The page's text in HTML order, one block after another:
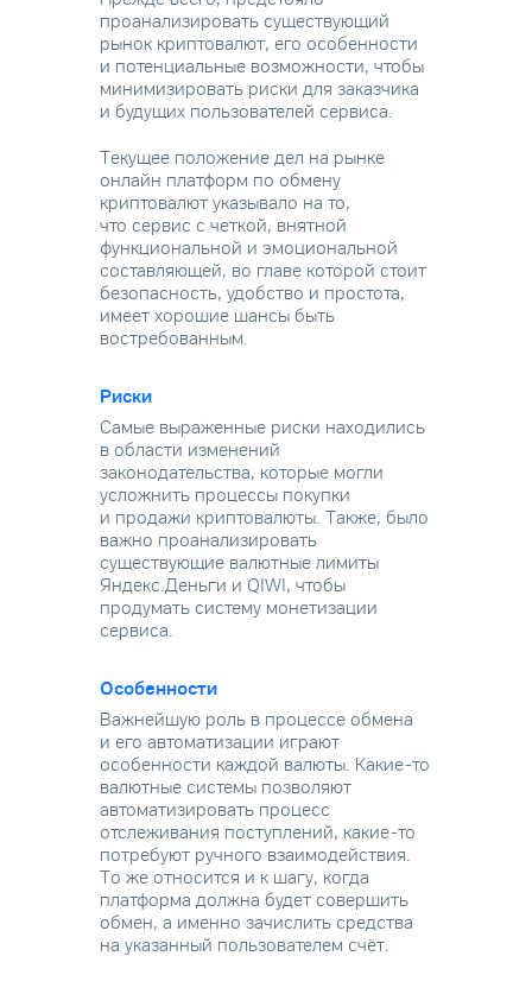
проанализировать существующий
рынок криптовалют, его особенности
и потенциальные возможности, чтобы
минимизировать риски для заказчика
и будущих пользователей сервиса.
Текущее положение дел на рынке
онлайн платформ по обмену
криптовалют указывало на то,
что сервис с четкой, внятной
функциональной и эмоциональной
составляющей, во главе которой стоит
безопасность, удобство и простота,
имеет хорошие шансы быть
востребованным.
Риски
Самые выраженные риски находились
в области изменений
законодательства, которые могли
усложнить процессы покупки
и продажи криптовалюты. Также, было
важно проанализировать
существующие валютные лимиты
Яндекс.Деньги и QIWI, чтобы
продумать систему монетизации
сервиса.
Особенности
Важнейшую роль в процессе обмена
и его автоматизации играют
особенности каждой валюты. Какие-то
валютные системы позволяют
автоматизировать процесс
отслеживания поступлений, какие-то
потребуют ручного взаимодействия.
То же относится и к шагу, когда
платформа должна будет совершить
обмен, а именно зачислить средства
на указанный пользователем счёт.